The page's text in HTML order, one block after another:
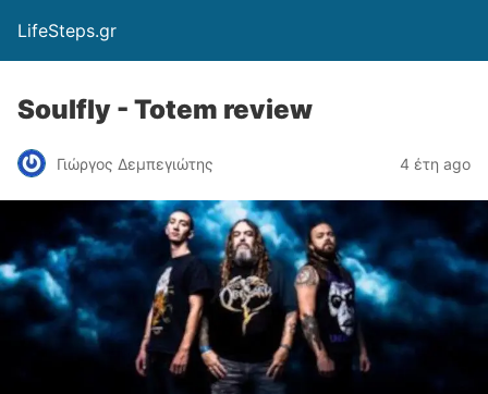
LifeSteps.gr
Soulfly - Totem review
Γιώργος Δεμπεγιώτης 4 έτη ago